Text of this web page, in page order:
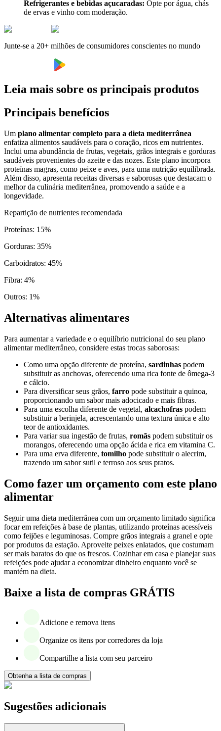
Refrigerantes e bebidas açucaradas: Opte por água, chás
de ervas e vinho com moderação.
Junte-se a 20+ milhões de consumidores conscientes no mundo
Leia mais sobre os principais produtos
Principais benefícios
Um plano alimentar completo para a dieta mediterrânea
enfatiza alimentos saudáveis para o coração, ricos em nutrientes.
Inclui uma abundância de frutas, vegetais, grãos integrais e gorduras
saudáveis provenientes do azeite e das nozes. Este plano incorpora
proteínas magras, como peixe e aves, para uma nutrição equilibrada.
Além disso, apresenta receitas diversas e saborosas que destacam o
melhor da culinária mediterrânea, promovendo a saúde e a
longevidade.
Repartição de nutrientes recomendada
Proteínas: 15%
Gorduras: 35%
Carboidratos: 45%
Fibra: 4%
Outros: 1%
Alternativas alimentares
Para aumentar a variedade e o equilíbrio nutricional do seu plano
alimentar mediterrâneo, considere estas trocas saborosas:
Como uma opção diferente de proteína, sardinhas podem
substituir as anchovas, oferecendo uma rica fonte de ômega-3
e cálcio.
Para diversificar seus grãos, farro pode substituir a quinoa,
proporcionando um sabor mais adocicado e mais fibras.
Para uma escolha diferente de vegetal, alcachofras podem
substituir a berinjela, acrescentando uma textura única e alto
teor de antioxidantes.
Para variar sua ingestão de frutas, romãs podem substituir os
morangos, oferecendo uma opção ácida e rica em vitamina C.
Para uma erva diferente, tomilho pode substituir o alecrim,
trazendo um sabor sutil e terroso aos seus pratos.
Como fazer um orçamento com este plano
alimentar
Seguir uma dieta mediterrânea com um orçamento limitado significa
focar em refeições à base de plantas, utilizando proteínas acessíveis
como feijões e leguminosas. Compre grãos integrais a granel e opte
por produtos da estação. Aproveite peixes enlatados, que costumam
ser mais baratos do que os frescos. Cozinhar em casa e planejar suas
refeições pode ajudar a economizar dinheiro enquanto você se
mantém na dieta.
Baixe a lista de compras GRÁTIS
Adicione e remova itens
Organize os itens por corredores da loja
Compartilhe a lista com seu parceiro
Obtenha a lista de compras
Sugestões adicionais